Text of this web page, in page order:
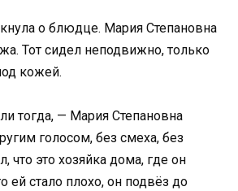
о блюдце. Мария Степановна
Тот сидел неподвижно, только
кожей.
тогда, — Мария Степановна
голосом, без смеха, без
что это хозяйка дома, где он
ей стало плохо, он подвёз до